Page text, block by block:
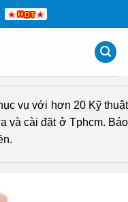
vụ với hơn 20 Kỹ thuật
và cài đặt ở Tphcm. Báo